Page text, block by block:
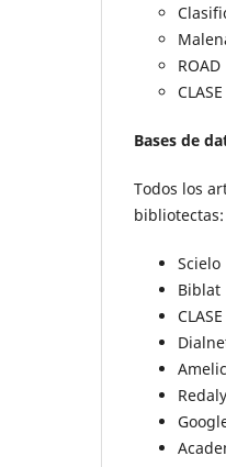
ROAD
CLASE
Bases de
Todos los
bibliotectas:
Scielo
Biblat
CLASE